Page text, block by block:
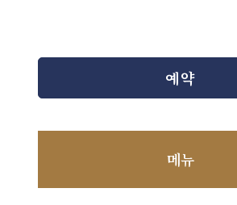
예약
메뉴